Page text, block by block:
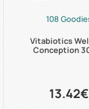
108
Vitabiotics
Conception
13.42€